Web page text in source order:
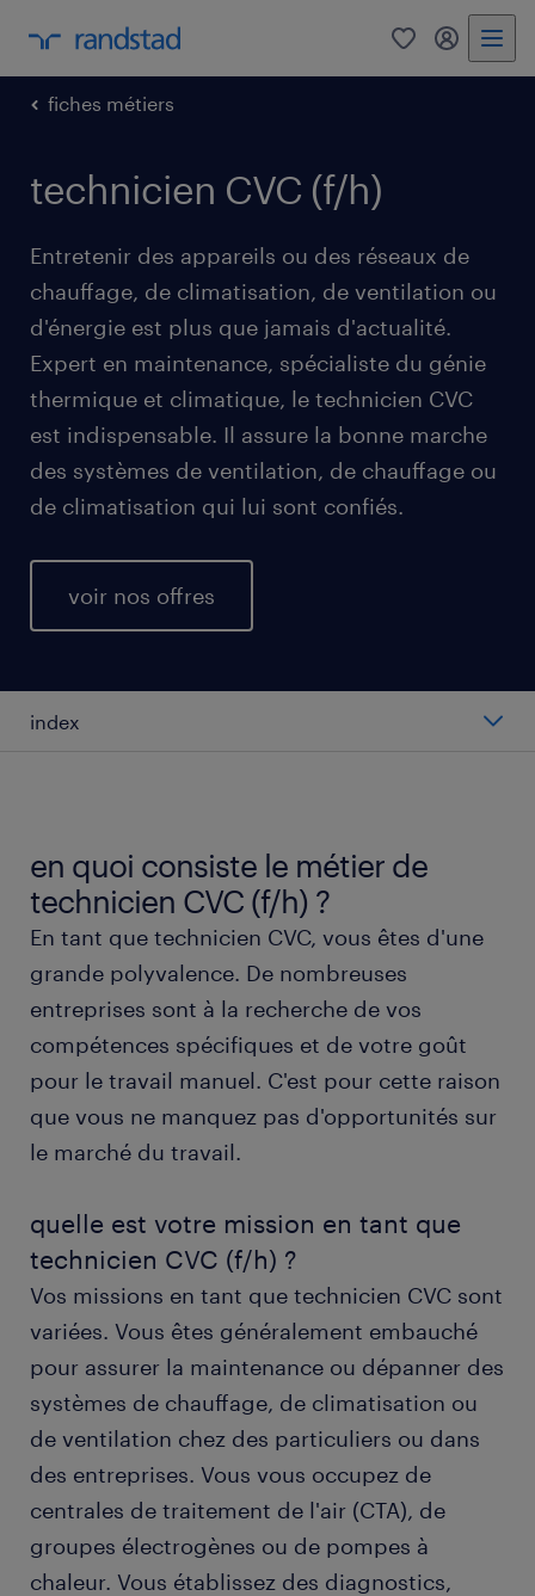
0 mon
fiches métiers
technicien CVC (f/h)
Entretenir des appareils ou des réseaux de
chauffage, de climatisation, de ventilation ou
d'énergie est plus que jamais d'actualité.
Expert en maintenance, spécialiste du génie
thermique et climatique, le technicien CVC
est indispensable. Il assure la bonne marche
des systèmes de ventilation, de chauffage ou
de climatisation qui lui sont confiés.
voir nos offres
index
types de postes de technicien CVC
travailler en tant que technicien CVC (f/h)
obtenir un poste de technicien CVC (f/h) avec
randstad
formation et compétences
FAQs
nos offres d’emploi par département
en quoi consiste le métier de
technicien CVC (f/h) ?
En tant que technicien CVC, vous êtes d'une
grande polyvalence. De nombreuses
entreprises sont à la recherche de vos
compétences spécifiques et de votre goût
pour le travail manuel. C'est pour cette raison
que vous ne manquez pas d'opportunités sur
le marché du travail.
quelle est votre mission en tant que
technicien CVC (f/h) ?
Vos missions en tant que technicien CVC sont
variées. Vous êtes généralement embauché
pour assurer la maintenance ou dépanner des
systèmes de chauffage, de climatisation ou
de ventilation chez des particuliers ou dans
des entreprises. Vous vous occupez de
centrales de traitement de l'air (CTA), de
groupes électrogènes ou de pompes à
chaleur. Vous établissez des diagnostics,